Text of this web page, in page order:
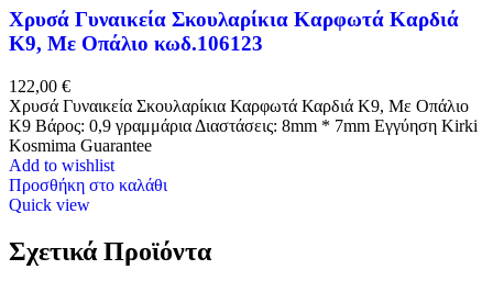
Χρυσά Γυναικεία Σκουλαρίκια Καρφωτά Καρδιά
Κ9, Με Οπάλιο κωδ.106123
122,00 €
Χρυσά Γυναικεία Σκουλαρίκια Καρφωτά Καρδιά Κ9, Με Οπάλιο
Κ9 Βάρος: 0,9 γραμμάρια Διαστάσεις: 8mm * 7mm Εγγύηση Kirki
Kosmima Guarantee
Add to wishlist
Προσθήκη στο καλάθι
Quick view
Σχετικά Προϊόντα